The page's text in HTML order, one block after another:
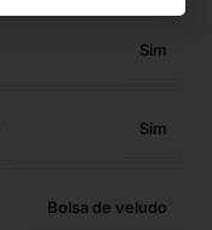
Sim
Sim
Bolsa de veludo